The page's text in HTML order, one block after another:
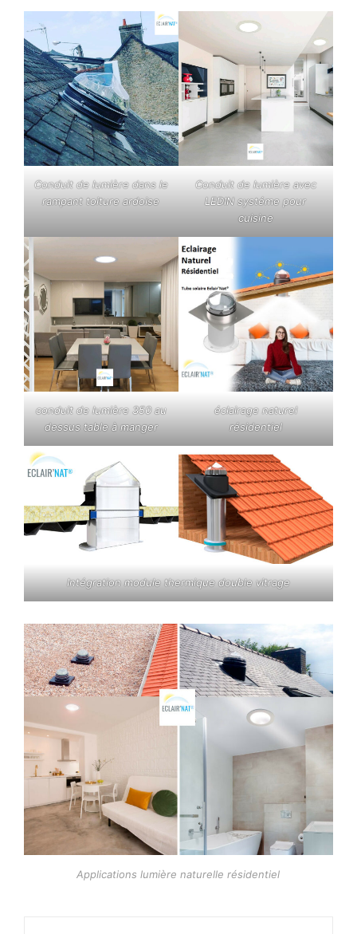
Conduit de lumière dans le
rampant toiture ardoise
Conduit de lumière avec
LEDIN systéme pour
cuisine
conduit de lumière 350 au
dessus table à manger
éclairage naturel
résidentiel
Intégration module thermique double vitrage
Applications lumière naturelle résidentiel